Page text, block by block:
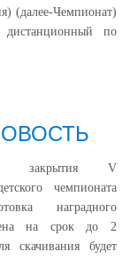
(далее-Чемпионат)
по
закрытия V
чемпионата
наградного
на срок до 2
скачивания будет